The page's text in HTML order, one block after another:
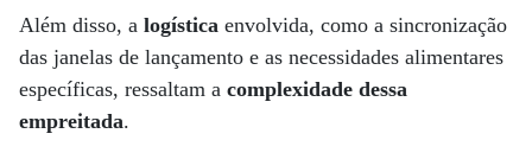
Além disso, a logística envolvida, como a sincronização
das janelas de lançamento e as necessidades alimentares
específicas, ressaltam a complexidade dessa
empreitada.